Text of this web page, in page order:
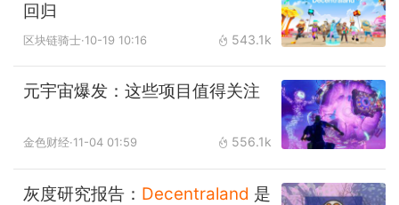
回归
区块链骑士·10-19 10:16 543.1k
元宇宙爆发：这些项目值得关注
金色财经·11-04 01:59 556.1k
灰度研究报告： Decentraland 是